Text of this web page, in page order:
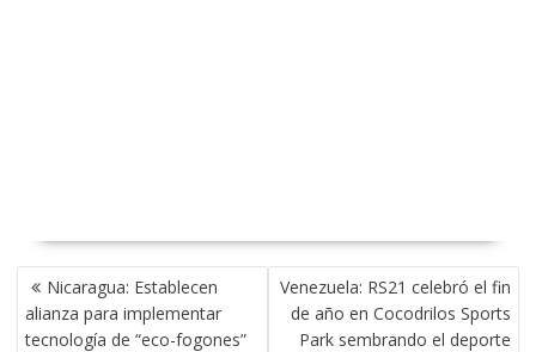
NAVEGACIÓN
DE
ENTRADAS
Nicaragua: Establecen
alianza para implementar
tecnología de “eco-fogones”
Venezuela: RS21 celebró el fin
de año en Cocodrilos Sports
Park sembrando el deporte